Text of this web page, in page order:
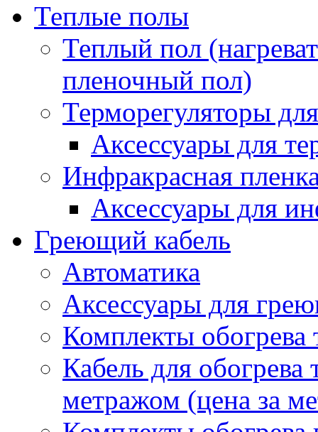
Теплые полы
Теплый пол
пленочный пол)
Терморегуляторы
Аксессуары для
Инфракрасная
Аксессуары для
Греющий кабель
Автоматика
Аксессуары для
Комплекты обогрева
Кабель для обогрева
метражом (цена за